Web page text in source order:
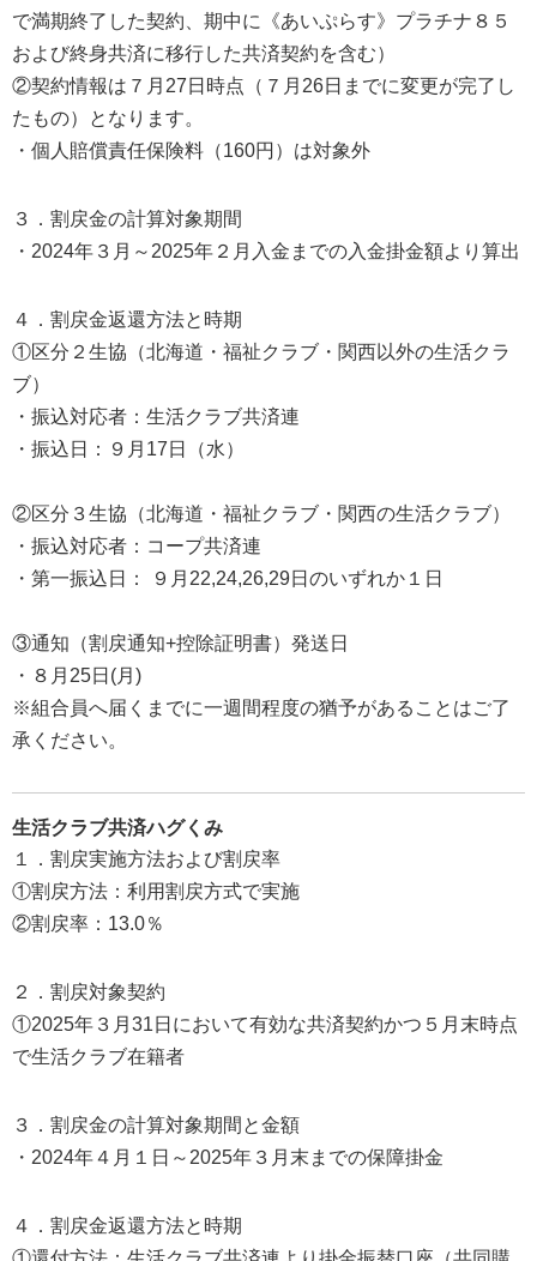
で満期終了した契約、期中に《あいぷらす》プラチナ８５
および終身共済に移行した共済契約を含む）
②契約情報は７月27日時点（７月26日までに変更が完了し
たもの）となります。
・個人賠償責任保険料（160円）は対象外
３．割戻金の計算対象期間
・2024年３月～2025年２月入金までの入金掛金額より算出
４．割戻金返還方法と時期
①区分２生協（北海道・福祉クラブ・関西以外の生活クラ
ブ）
・振込対応者：生活クラブ共済連
・振込日：９月17日（水）
②区分３生協（北海道・福祉クラブ・関西の生活クラブ）
・振込対応者：コープ共済連
・第一振込日： ９月22,24,26,29日のいずれか１日
③通知（割戻通知+控除証明書）発送日
・８月25日(月)
※組合員へ届くまでに一週間程度の猶予があることはご了
承ください。
生活クラブ共済ハグくみ
１．割戻実施方法および割戻率
①割戻方法：利用割戻方式で実施
②割戻率：13.0％
２．割戻対象契約
①2025年３月31日において有効な共済契約かつ５月末時点
で生活クラブ在籍者
３．割戻金の計算対象期間と金額
・2024年４月１日～2025年３月末までの保障掛金
４．割戻金返還方法と時期